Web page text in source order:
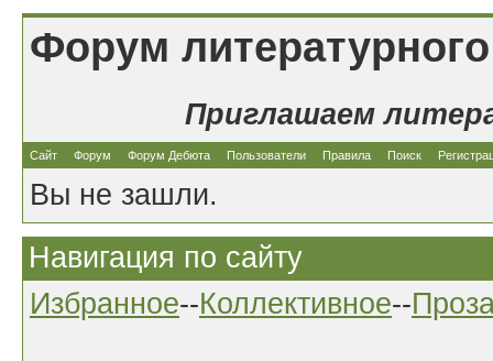
Форум
Приглашаем
Сайт Форум Форум Дебюта Пользователи Правила Поиск
Вы не зашли.
Навигация по сайту
Избранное--Коллективное--